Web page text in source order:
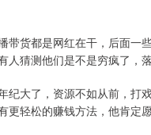
货都是网红在干，后面一
猜测他们是不是穷疯了，落
大了，资源不如从前，打
轻松的赚钱方法，他肯定愿